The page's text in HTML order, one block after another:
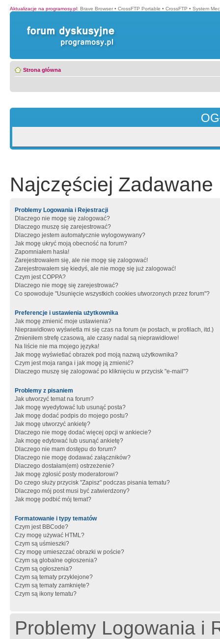
Aktualizacje na programosy.pl: Brave Browser • CrossFTP Portable • CrossFTP • System
Strona główna
Najczęściej Zadawane
Problemy Logowania i Rejestracji
Dlaczego nie mogę się zalogować?
Dlaczego muszę się zarejestrować?
Dlaczego jestem automatycznie wylogowywany?
Jak mogę ukryć moją obecność na forum?
Zapomniałem hasła!
Zarejestrowałem się, ale nie mogę się zalogować!
Zarejestrowałem się kiedyś, ale nie mogę się już zalogować!
Czym jest COPPA?
Dlaczego nie mogę się zarejestrować?
Co spowoduje "Usunięcie wszystkich cookies utworzonych przez forum"?
Preferencje i ustawienia użytkownika
Jak mogę zmienić moje ustawienia?
Nieprawidłowo wyświetla mi się czas na forum (w postach, w profilach, itd.)
Zmieniłem strefę czasową, ale czasy nadal są nieprawidłowe!
Na liście nie ma mojego języka!
Jak mogę wyświetlać obrazek pod moją nazwą użytkownika?
Czym jest moja ranga i jak mogę ją zmienić?
Dlaczego muszę się zalogować po kliknięciu w przycisk "e-mail"?
Problemy z pisaniem
Jak utworzyć temat na forum?
Jak mogę wyedytować lub usunąć posta?
Jak mogę dodać podpis do mojego postu?
Jak mogę utworzyć ankietę?
Dlaczego nie mogę dodać więcej opcji w ankiecie?
Jak mogę edytować lub usunąć ankietę?
Dlaczego nie mam dostępu do forum?
Dlaczego nie mogę dodawać załączników?
Dlaczego dostałam(em) ostrzeżenie?
Jak mogę zgłosić posty moderatorowi?
Do czego służy przycisk "Zapisz" podczas pisania tematu?
Dlaczego mój post musi być zatwierdzony?
Jak mogę podbić mój temat?
Formatowanie i typy tematów
Czym jest BBCode?
Czy mogę używać HTML?
Czym są uśmieszki?
Czy mogę umieszczać obrazki w poście?
Czym są globalne ogłoszenia?
Czym są ogłoszenia?
Czym są tematy przyklejone?
Czym są tematy zamknięte?
Czym są ikony tematu?
Problemy Logowania i